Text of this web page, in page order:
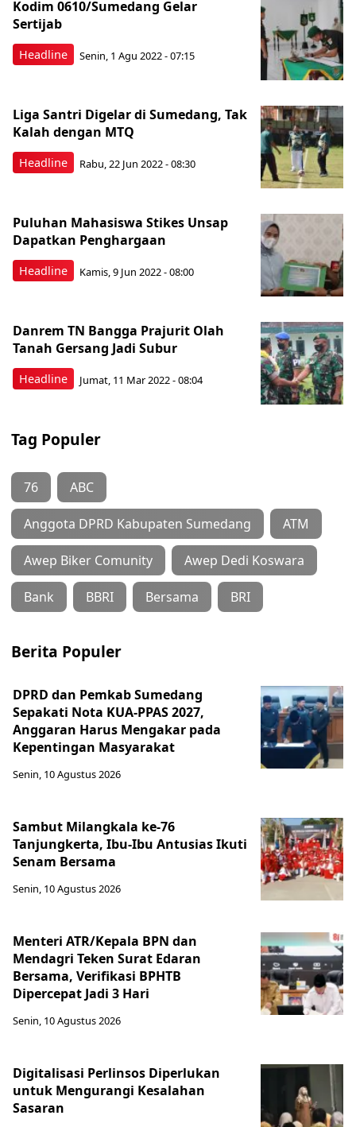
Headline
Kodim 0610/Sumedang Gelar
Sertijab
Senin, 1 Agu 2022 - 07:15
Headline
Liga Santri Digelar di Sumedang, Tak
Kalah dengan MTQ
Rabu, 22 Jun 2022 - 08:30
Headline
Puluhan Mahasiswa Stikes Unsap
Dapatkan Penghargaan
Kamis, 9 Jun 2022 - 08:00
Headline
Danrem TN Bangga Prajurit Olah
Tanah Gersang Jadi Subur
Jumat, 11 Mar 2022 - 08:04
Tag Populer
76 ABC
Anggota DPRD Kabupaten Sumedang ATM
Awep Biker Comunity Awep Dedi Koswara
Bank BBRI Bersama BRI
Berita Populer
DPRD dan Pemkab Sumedang
Sepakati Nota KUA-PPAS 2027,
Anggaran Harus Mengakar pada
Kepentingan Masyarakat
Senin, 10 Agustus 2026
Sambut Milangkala ke-76
Tanjungkerta, Ibu-Ibu Antusias Ikuti
Senam Bersama
Senin, 10 Agustus 2026
Menteri ATR/Kepala BPN dan
Mendagri Teken Surat Edaran
Bersama, Verifikasi BPHTB
Dipercepat Jadi 3 Hari
Senin, 10 Agustus 2026
Digitalisasi Perlinsos Diperlukan
untuk Mengurangi Kesalahan
Sasaran